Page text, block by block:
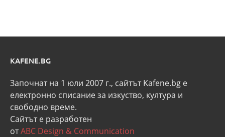
KAFENE.BG
Започнат на 1 юли 2007 г., сайтът Kafene.bg e
eлектронно списание за изкуство, култура и
свободно време.
Сайтът е разработен
отABC Design & Communication